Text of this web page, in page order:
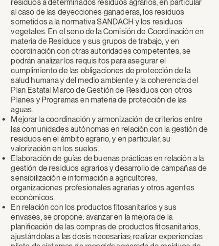
residuos a determinados residuos agrarios, en particular
al caso de las deyecciones ganaderas, los residuos
sometidos a la normativa SANDACH y los residuos
vegetales. En el seno de la Comisión de Coordinación en
materia de Residuos y sus grupos de trabajo, y en
coordinación con otras autoridades competentes, se
podrán analizar los requisitos para asegurar el
cumplimiento de las obligaciones de protección de la
salud humana y del medio ambiente y la coherencia del
Plan Estatal Marco de Gestión de Residuos con otros
Planes y Programas en materia de protección de las
aguas.
Mejorar la coordinación y armonización de criterios entre
las comunidades autónomas en relación con la gestión de
residuos en el ámbito agrario, y en particular, su
valorización en los suelos.
Elaboración de guías de buenas prácticas en relación a la
gestión de residuos agrarios y desarrollo de campañas de
sensibilización e información a agricultores,
organizaciones profesionales agrarias y otros agentes
económicos.
En relación con los productos fitosanitarios y sus
envases, se propone: avanzar en la mejora de la
planificación de las compras de productos fitosanitarios,
ajustándolas a las dosis necesarias; realizar experiencias